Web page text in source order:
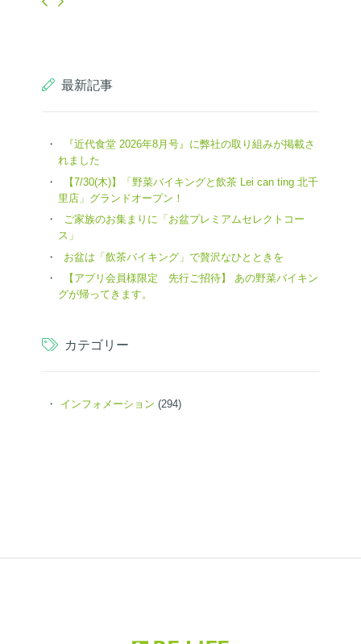
最新記事
『近代食堂 2026年8月号』に弊社の取り組みが掲載さ
れました
【7/30(木)】「野菜バイキングと飲茶 Lei can ting 北千
里店」グランドオープン！
ご家族のお集まりに「お盆プレミアムセレクトコー
ス」
お盆は「飲茶バイキング」で贅沢なひとときを
【アプリ会員様限定 先行ご招待】 あの野菜バイキン
グが帰ってきます。
カテゴリー
インフォメーション (294)